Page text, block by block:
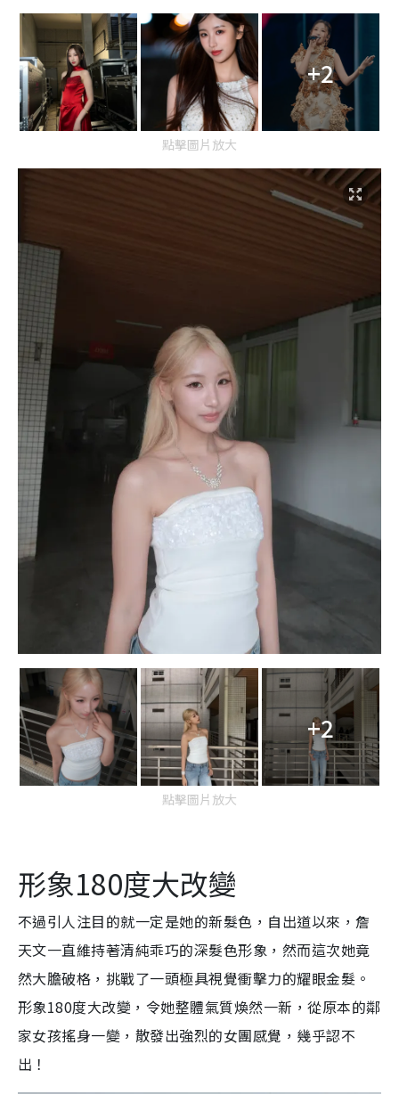
+2
點擊圖片放大
+2
點擊圖片放大
形象180度大改變
不過引人注目的就一定是她的新髮色，自出道以來，詹
天文一直維持著清純乖巧的深髮色形象，然而這次她竟
然大膽破格，挑戰了一頭極具視覺衝擊力的耀眼金髮。
形象180度大改變，令她整體氣質煥然一新，從原本的鄰
家女孩搖身一變，散發出強烈的女團感覺，幾乎認不
出！